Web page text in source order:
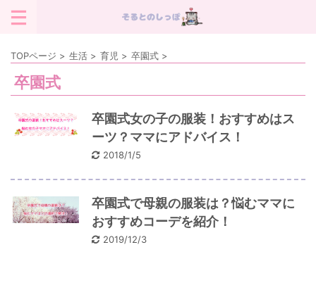
TOPページ > 生活 > 育児 > 卒園式 >
卒園式
卒園式女の子の服装！おすすめはス
ーツ？ママにアドバイス！
2018/1/5
卒園式で母親の服装は？悩むママに
おすすめコーデを紹介！
2019/12/3